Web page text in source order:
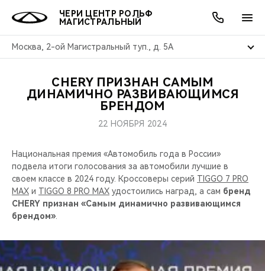
ЧЕРИ ЦЕНТР РОЛЬФ
МАГИСТРАЛЬНЫЙ
Москва, 2-ой Магистральный туп., д. 5А
МОДЕЛИ
КРОССОВЕРЫ
СЕДАНЫ
ПОКУПАТЕЛЯМ
ВЛАДЕЛЬЦАМ
ПОДДЕРЖКА
CHERY CONNECT
МИР CHERY
CHERY В СОЦСЕТЯХ
ЛЮДИ CHERY
CHERY REMOTE
АКЦИИ
ОНЛАЙН СЕРВИСЫ
О КОМПАНИИ
CHERY ПРИЗНАН САМЫМ
ДИНАМИЧНО РАЗВИВАЮЩИМСЯ
БРЕНДОМ
22 НОЯБРЯ 2024
Национальная премия «Автомобиль года в России»
подвела итоги голосования за автомобили лучшие в
своем классе в 2024 году. Кроссоверы серий TIGGO 7 PRO
MAX и TIGGO 8 PRO MAX удостоились наград, а сам бренд
CHERY признан «Самым динамично развивающимся
брендом»